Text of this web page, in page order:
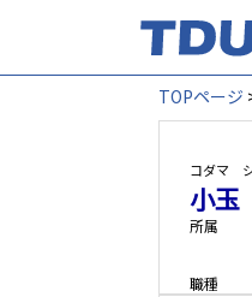
TOPページ
コダマ
小
所属
職種